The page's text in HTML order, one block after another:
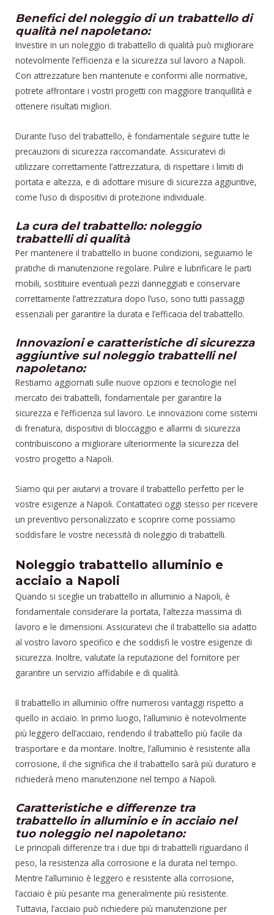
Benefici del noleggio di un trabattello di
qualità nel napoletano:
Investire in un noleggio di trabattello di qualità può migliorare
notevolmente l’efficienza e la sicurezza sul lavoro a Napoli.
Con attrezzature ben mantenute e conformi alle normative,
potrete affrontare i vostri progetti con maggiore tranquillità e
ottenere risultati migliori.
Durante l’uso del trabattello, è fondamentale seguire tutte le
precauzioni di sicurezza raccomandate. Assicuratevi di
utilizzare correttamente l’attrezzatura, di rispettare i limiti di
portata e altezza, e di adottare misure di sicurezza aggiuntive,
come l’uso di dispositivi di protezione individuale.
La cura del trabattello: noleggio
trabattelli di qualità
Per mantenere il trabattello in buone condizioni, seguiamo le
pratiche di manutenzione regolare. Pulire e lubrificare le parti
mobili, sostituire eventuali pezzi danneggiati e conservare
correttamente l’attrezzatura dopo l’uso, sono tutti passaggi
essenziali per garantire la durata e l’efficacia del trabattello.
Innovazioni e caratteristiche di sicurezza
aggiuntive sul noleggio trabattelli nel
napoletano:
Restiamo aggiornati sulle nuove opzioni e tecnologie nel
mercato dei trabattelli, fondamentale per garantire la
sicurezza e l’efficienza sul lavoro. Le innovazioni come sistemi
di frenatura, dispositivi di bloccaggio e allarmi di sicurezza
contribuiscono a migliorare ulteriormente la sicurezza del
vostro progetto a Napoli.
Siamo qui per aiutarvi a trovare il trabattello perfetto per le
vostre esigenze a Napoli. Contattateci oggi stesso per ricevere
un preventivo personalizzato e scoprire come possiamo
soddisfare le vostre necessità di noleggio di trabattelli.
Noleggio trabattello alluminio e
acciaio a Napoli
Quando si sceglie un trabattello in alluminio a Napoli, è
fondamentale considerare la portata, l’altezza massima di
lavoro e le dimensioni. Assicuratevi che il trabattello sia adatto
al vostro lavoro specifico e che soddisfi le vostre esigenze di
sicurezza. Inoltre, valutate la reputazione del fornitore per
garantire un servizio affidabile e di qualità.
Il trabattello in alluminio offre numerosi vantaggi rispetto a
quello in acciaio. In primo luogo, l’alluminio è notevolmente
più leggero dell’acciaio, rendendo il trabattello più facile da
trasportare e da montare. Inoltre, l’alluminio è resistente alla
corrosione, il che significa che il trabattello sarà più duraturo e
richiederà meno manutenzione nel tempo a Napoli.
Caratteristiche e differenze tra
trabattello in alluminio e in acciaio nel
tuo noleggio nel napoletano:
Le principali differenze tra i due tipi di trabattelli riguardano il
peso, la resistenza alla corrosione e la durata nel tempo.
Mentre l’alluminio è leggero e resistente alla corrosione,
l’acciaio è più pesante ma generalmente più resistente.
Tuttavia, l’acciaio può richiedere più manutenzione per